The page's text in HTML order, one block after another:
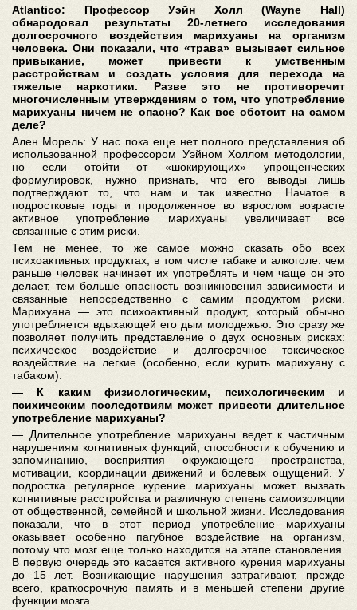
Atlantico: Профессор Уэйн Холл (Wayne Hall)
обнародовал результаты 20-летнего исследования
долгосрочного воздействия марихуаны на организм
человека. Они показали, что «трава» вызывает сильное
привыкание, может привести к умственным
расстройствам и создать условия для перехода на
тяжелые наркотики. Разве это не противоречит
многочисленным утверждениям о том, что употребление
марихуаны ничем не опасно? Как все обстоит на самом
деле?
Ален Морель: У нас пока еще нет полного представления об
использованной профессором Уэйном Холлом методологии,
но если отойти от «шокирующих» упрощенческих
формулировок, нужно признать, что его выводы лишь
подтверждают то, что нам и так известно. Начатое в
подростковые годы и продолженное во взрослом возрасте
активное употребление марихуаны увеличивает все
связанные с этим риски.
Тем не менее, то же самое можно сказать обо всех
психоактивных продуктах, в том числе табаке и алкоголе: чем
раньше человек начинает их употреблять и чем чаще он это
делает, тем больше опасность возникновения зависимости и
связанные непосредственно с самим продуктом риски.
Марихуана — это психоактивный продукт, который обычно
употребляется вдыхающей его дым молодежью. Это сразу же
позволяет получить представление о двух основных рисках:
психическое воздействие и долгосрочное токсическое
воздействие на легкие (особенно, если курить марихуану с
табаком).
— К каким физиологическим, психологическим и
психическим последствиям может привести длительное
употребление марихуаны?
— Длительное употребление марихуаны ведет к частичным
нарушениям когнитивных функций, способности к обучению и
запоминанию, восприятия окружающего пространства,
мотивации, координации движений и болевых ощущений. У
подростка регулярное курение марихуаны может вызвать
когнитивные расстройства и различную степень самоизоляции
от общественной, семейной и школьной жизни. Исследования
показали, что в этот период употребление марихуаны
оказывает особенно пагубное воздействие на организм,
потому что мозг еще только находится на этапе становления.
В первую очередь это касается активного курения марихуаны
до 15 лет. Возникающие нарушения затрагивают, прежде
всего, краткосрочную память и в меньшей степени другие
функции мозга.